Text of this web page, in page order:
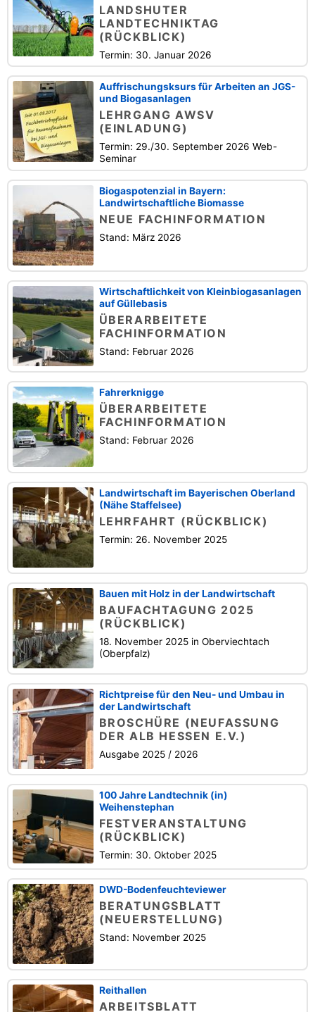
LANDSHUTER
LANDTECHNIKTAG
(RÜCKBLICK)
Termin: 30. Januar 2026
Auffrischungsksurs für Arbeiten an JGS-
und Biogasanlagen
LEHRGANG AWSV
(EINLADUNG)
Termin: 29./30. September 2026 Web-
Seminar
Biogaspotenzial in Bayern:
Landwirtschaftliche Biomasse
NEUE FACHINFORMATION
Stand: März 2026
Wirtschaftlichkeit von Kleinbiogasanlagen
auf Güllebasis
ÜBERARBEITETE
FACHINFORMATION
Stand: Februar 2026
Fahrerknigge
ÜBERARBEITETE
FACHINFORMATION
Stand: Februar 2026
Landwirtschaft im Bayerischen Oberland
(Nähe Staffelsee)
LEHRFAHRT (RÜCKBLICK)
Termin: 26. November 2025
Bauen mit Holz in der Landwirtschaft
BAUFACHTAGUNG 2025
(RÜCKBLICK)
18. November 2025 in Oberviechtach
(Oberpfalz)
Richtpreise für den Neu- und Umbau in
der Landwirtschaft
BROSCHÜRE (NEUFASSUNG
DER ALB HESSEN E.V.)
Ausgabe 2025 / 2026
100 Jahre Landtechnik (in)
Weihenstephan
FESTVERANSTALTUNG
(RÜCKBLICK)
Termin: 30. Oktober 2025
DWD-Bodenfeuchteviewer
BERATUNGSBLATT
(NEUERSTELLUNG)
Stand: November 2025
Reithallen
ARBEITSBLATT